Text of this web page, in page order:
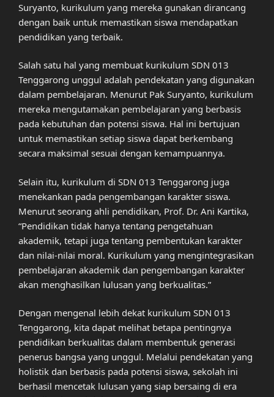
Suryanto, kurikulum yang mereka gunakan dirancang
dengan baik untuk memastikan siswa mendapatkan
pendidikan yang terbaik.
Salah satu hal yang membuat kurikulum SDN 013
Tenggarong unggul adalah pendekatan yang digunakan
dalam pembelajaran. Menurut Pak Suryanto, kurikulum
mereka mengutamakan pembelajaran yang berbasis
pada kebutuhan dan potensi siswa. Hal ini bertujuan
untuk memastikan setiap siswa dapat berkembang
secara maksimal sesuai dengan kemampuannya.
Selain itu, kurikulum di SDN 013 Tenggarong juga
menekankan pada pengembangan karakter siswa.
Menurut seorang ahli pendidikan, Prof. Dr. Ani Kartika,
“Pendidikan tidak hanya tentang pengetahuan
akademik, tetapi juga tentang pembentukan karakter
dan nilai-nilai moral. Kurikulum yang mengintegrasikan
pembelajaran akademik dan pengembangan karakter
akan menghasilkan lulusan yang berkualitas.”
Dengan mengenal lebih dekat kurikulum SDN 013
Tenggarong, kita dapat melihat betapa pentingnya
pendidikan berkualitas dalam membentuk generasi
penerus bangsa yang unggul. Melalui pendekatan yang
holistik dan berbasis pada potensi siswa, sekolah ini
berhasil mencetak lulusan yang siap bersaing di era